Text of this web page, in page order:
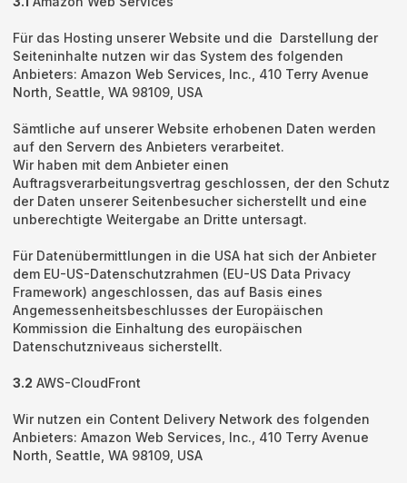
Für das Hosting unserer Website und die Darstellung der
Seiteninhalte nutzen wir das System des folgenden
Anbieters: Amazon Web Services, Inc., 410 Terry Avenue
North, Seattle, WA 98109, USA
Sämtliche auf unserer Website erhobenen Daten werden
auf den Servern des Anbieters verarbeitet.
Wir haben mit dem Anbieter einen
Auftragsverarbeitungsvertrag geschlossen, der den Schutz
der Daten unserer Seitenbesucher sicherstellt und eine
unberechtigte Weitergabe an Dritte untersagt.
Für Datenübermittlungen in die USA hat sich der Anbieter
dem EU-US-Datenschutzrahmen (EU-US Data Privacy
Framework) angeschlossen, das auf Basis eines
Angemessenheitsbeschlusses der Europäischen
Kommission die Einhaltung des europäischen
Datenschutzniveaus sicherstellt.
3.2 AWS-CloudFront
Wir nutzen ein Content Delivery Network des folgenden
Anbieters: Amazon Web Services, Inc., 410 Terry Avenue
North, Seattle, WA 98109, USA